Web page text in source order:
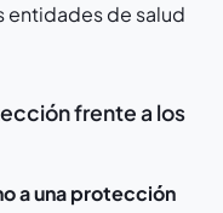
entidades de salud
frente a los
a una protección